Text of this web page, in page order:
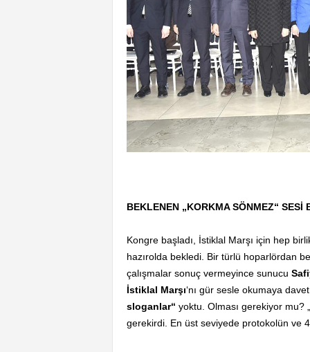
BEKLENEN „KORKMA SÖNMEZ“ SESİ
Kongre başladı, İstiklal Marşı için hep
hazırolda bekledi. Bir türlü hoparlördan
çalışmalar sonuç vermeyince sunucu
İstiklal Marşı‘nı gür sesle okumaya
sloganlar“ yoktu. Olması gerekiyor mu?
gerekirdi. En üst seviyede protokolün ve